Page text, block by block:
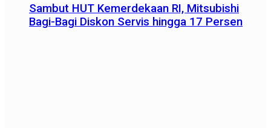
Sambut HUT Kemerdekaan RI, Mitsubishi
Bagi-Bagi Diskon Servis hingga 17 Persen